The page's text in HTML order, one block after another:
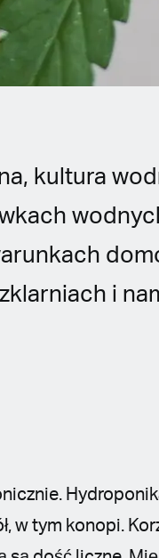
kultura
i
w tym konopi.